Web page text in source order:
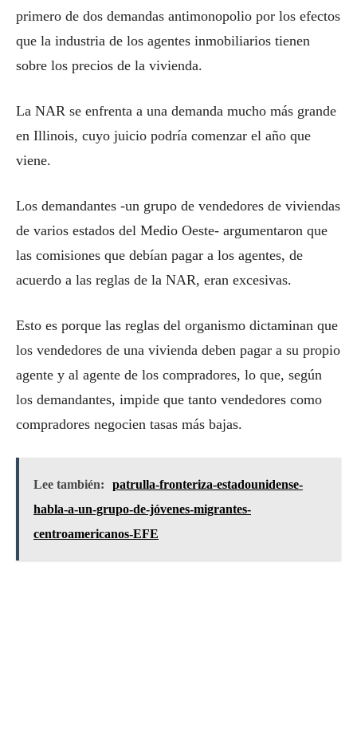
primero de dos demandas antimonopolio por los efectos
que la industria de los agentes inmobiliarios tienen
sobre los precios de la vivienda.
La NAR se enfrenta a una demanda mucho más grande
en Illinois, cuyo juicio podría comenzar el año que
viene.
Los demandantes -un grupo de vendedores de viviendas
de varios estados del Medio Oeste- argumentaron que
las comisiones que debían pagar a los agentes, de
acuerdo a las reglas de la NAR, eran excesivas.
Esto es porque las reglas del organismo dictaminan que
los vendedores de una vivienda deben pagar a su propio
agente y al agente de los compradores, lo que, según
los demandantes, impide que tanto vendedores como
compradores negocien tasas más bajas.
Lee también:
patrulla-fronteriza-estadounidense-
habla-a-un-grupo-de-jóvenes-migrantes-
centroamericanos-EFE